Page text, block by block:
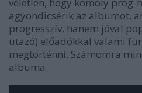
agyondicsérik az albumot,
progresszív, hanem jóval
utazó) előadókkal valami
megtörténni. Számomra
albuma.